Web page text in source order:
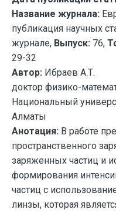
Название журнала:
публикация научных
журнале, Выпуск: 76,
29-32
Автор: Ибраев А.Т.
доктор физико-
Национальный
Алматы
Анотация: В работе
пространственного
заряженных частиц и
формирования
частиц с
линзы, которая